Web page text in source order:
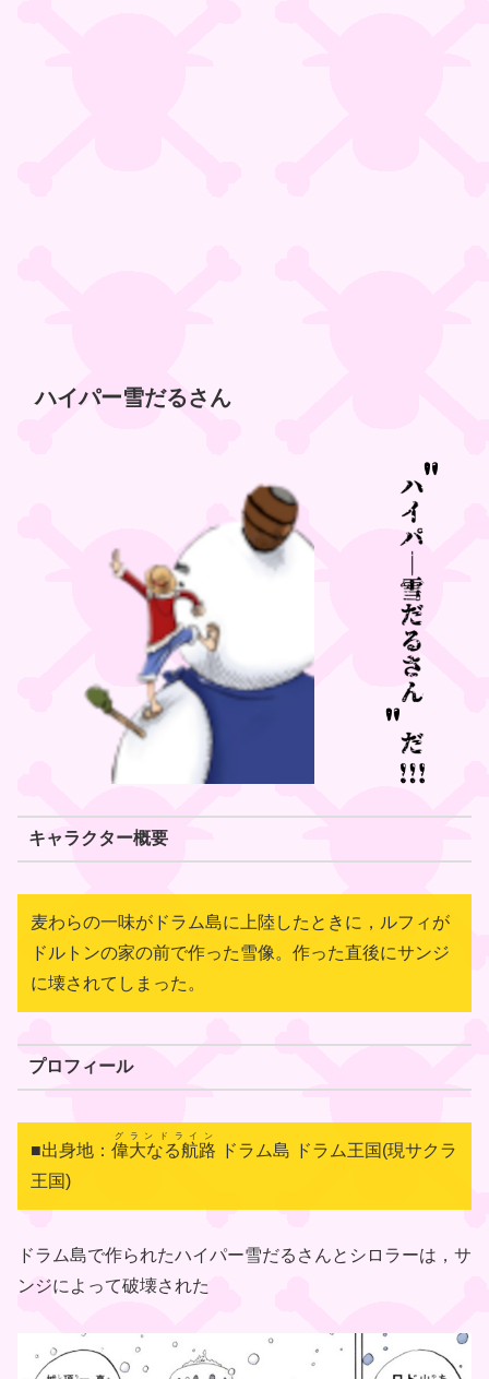
ハイパー雪だるさん
キャラクター概要
麦わらの一味がドラム島に上陸したときに，ルフィが
ドルトンの家の前で作った雪像。作った直後にサンジ
に壊されてしまった。
プロフィール
■出身地： 偉大なる航路
グランドライン
ドラム島 ドラム王国(現サクラ
王国)
ドラム島で作られたハイパー雪だるさんとシロラーは，サ
ンジによって破壊された